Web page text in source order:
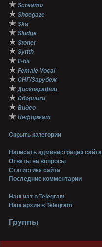
★ Screamo
★ Shoegaze
★ Ska
★ Sludge
★ Stoner
★ Synth
★ 8-bit
★ Female Vocal
★ СНГ/Зарубеж
★ Дискографии
★ Сборники
★ Видео
★ Неформат
Скрыть категории
Написать администрации сайта
Ответы на вопросы
Статистика сайта
Последние комментарии
Наш чат в Telegram
Наш архив в Telegram
Группы